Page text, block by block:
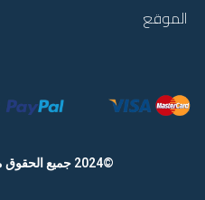
الموقع
©2024 جميع الحقوق محفوظة